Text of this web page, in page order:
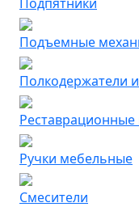
Подъемные
Полкодержатели
Ручки мебельные
Смесители